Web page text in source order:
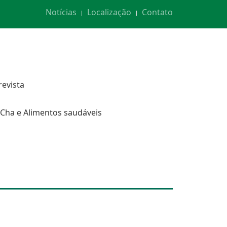
Notícias Localização Contato
Cha e Alimentos saudáveis